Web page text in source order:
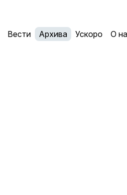
Вести Архива Ускоро О